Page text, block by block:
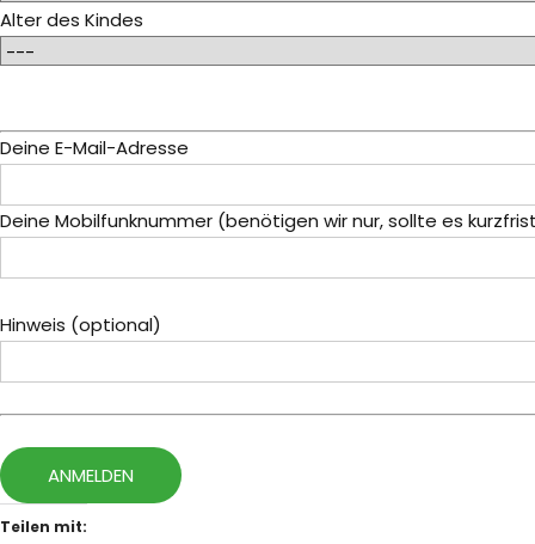
Alter des Kindes
Deine E-Mail-Adresse
Deine Mobilfunknummer (benötigen wir nur, sollte es
Hinweis (optional)
Teilen mit: